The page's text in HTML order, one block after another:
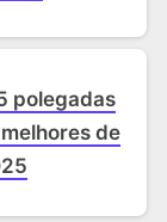
polegadas
de